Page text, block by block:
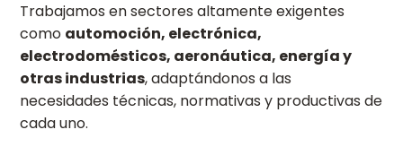
Trabajamos en sectores altamente exigentes
como automoción, electrónica,
electrodomésticos, aeronáutica, energía y
otras industrias, adaptándonos a las
necesidades técnicas, normativas y productivas de
cada uno.